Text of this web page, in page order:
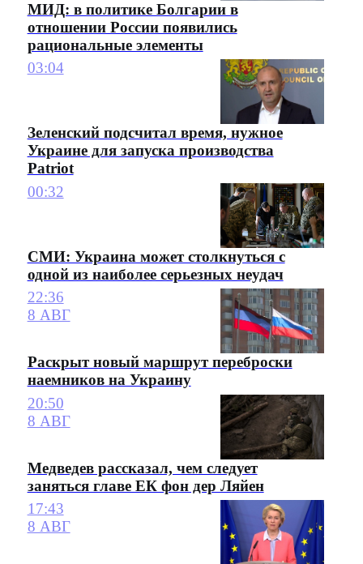
МИД: в политике Болгарии в
отношении России появились
рациональные элементы
03:04
Зеленский подсчитал время, нужное
Украине для запуска производства
Patriot
00:32
СМИ: Украина может столкнуться с
одной из наиболее серьезных неудач
22:36
8 АВГ
Раскрыт новый маршрут переброски
наемников на Украину
20:50
8 АВГ
Медведев рассказал, чем следует
заняться главе ЕК фон дер Ляйен
17:43
8 АВГ